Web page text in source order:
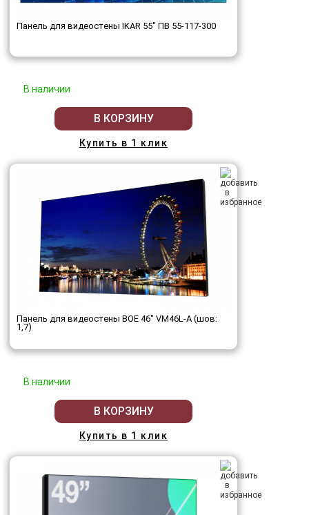
Панель для видеостены IKAR 55" ПВ 55-117-300
В наличии
В КОРЗИНУ
Купить в 1 клик
Панель для видеостены BOE 46" VM46L-A (шов:
1,7)
В наличии
В КОРЗИНУ
Купить в 1 клик